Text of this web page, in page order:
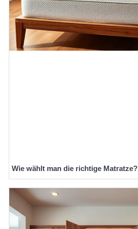
Wie wählt man die richtige Matratze?